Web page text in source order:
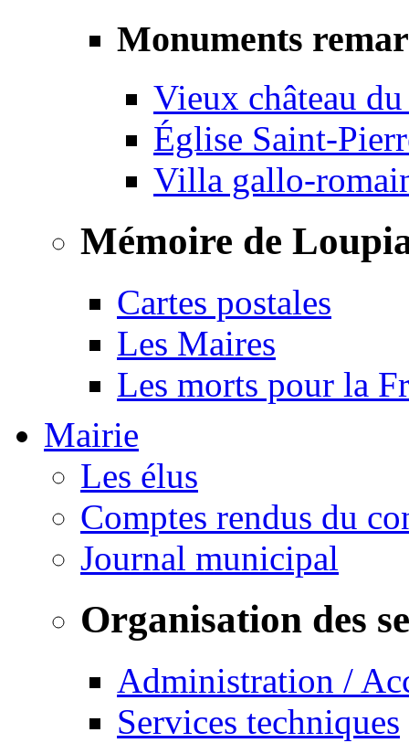
Monuments
Vieux château
Église Saint-
Villa gallo-
Mémoire de
Cartes postales
Les Maires
Les morts pour la
Mairie
Les élus
Comptes rendus du
Journal municipal
Organisation des
Administration /
Services techniques